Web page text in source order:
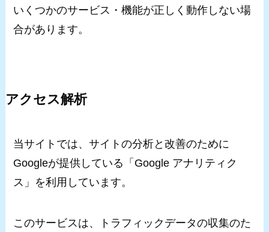
いくつかのサービス・機能が正しく動作しない場
合があります。
アクセス解析
当サイトでは、サイトの分析と改善のために
Googleが提供している「Google アナリティク
ス」を利用しています。
このサービスは、トラフィックデータの収集のた